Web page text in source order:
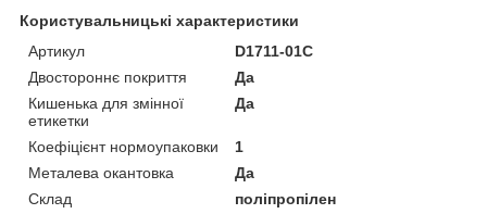
Користувальницькі характеристики
Артикул
D1711-01C
Двостороннє покриття
Да
Кишенька для змінної
етикетки
Да
Коефіцієнт нормоупаковки
1
Металева окантовка
Да
Склад
поліпропілен